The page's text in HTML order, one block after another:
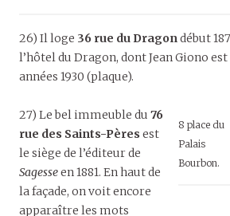
26) Il loge 36 rue du Dragon début
l’hôtel du Dragon, dont Jean Giono est
années 1930 (plaque).
8 place du
Palais
Bourbon.
27) Le bel immeuble du 76
rue des Saints-Pères est
le siège de l’éditeur de
Sagesseen 1881. En haut de
la façade, on voit encore
apparaître les mots